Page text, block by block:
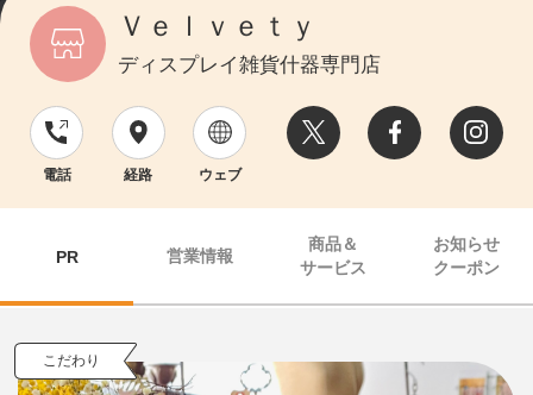
Ｖｅｌｖｅｔｙ
ディスプレイ雑貨什器専門店
電話 経路 ウェブ
PR 営業情報
商品＆
サービス
お知らせ
クーポン
こだわり